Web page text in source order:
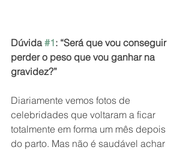
Dúvida #1: “Será que vou conseguir
perder o peso que vou ganhar na
gravidez?”
Diariamente vemos fotos de
celebridades que voltaram a ficar
totalmente em forma um mês depois
do parto. Mas não é saudável achar